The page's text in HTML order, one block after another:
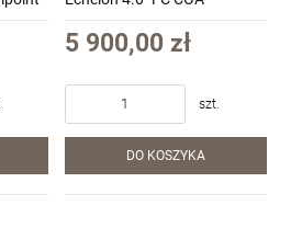
kol. Czarny (EC9409BFC-
COA)
5 900,00 zł
szt.
DO KOSZYKA